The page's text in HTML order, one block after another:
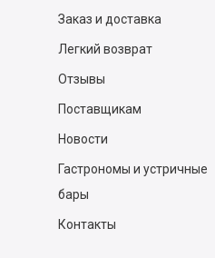
Заказ и доставка
Легкий возврат
Отзывы
Поставщикам
Новости
Гастрономы и устричные
бары
Контакты